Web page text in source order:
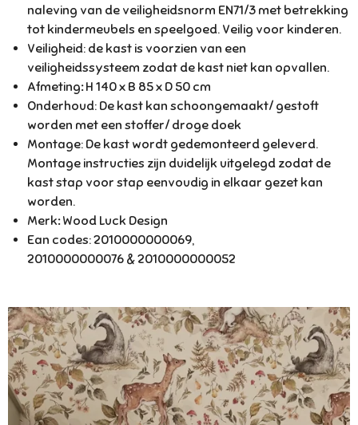
naleving van de veiligheidsnorm EN71/3 met betrekking
tot kindermeubels en speelgoed. Veilig voor kinderen.
Veiligheid: de kast is voorzien van een
veiligheidssysteem zodat de kast niet kan opvallen.
Afmeting:H 140 x B 85 x D 50 cm
Onderhoud: De kast kan schoongemaakt/ gestoft
worden met een stoffer/ droge doek
Montage: De kast wordt gedemonteerd geleverd.
Montage instructies zijn duidelijk uitgelegd zodat de
kast stap voor stap eenvoudig in elkaar gezet kan
worden.
Merk:Wood Luck Design
Ean codes:2010000000069,
2010000000076 &2010000000052